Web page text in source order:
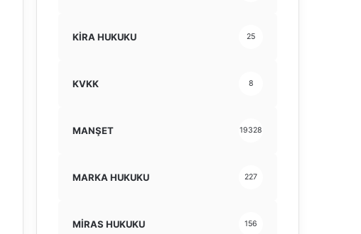
KİRA HUKUKU 25
KVKK 8
MANŞET 19328
MARKA HUKUKU 227
MİRAS HUKUKU 156